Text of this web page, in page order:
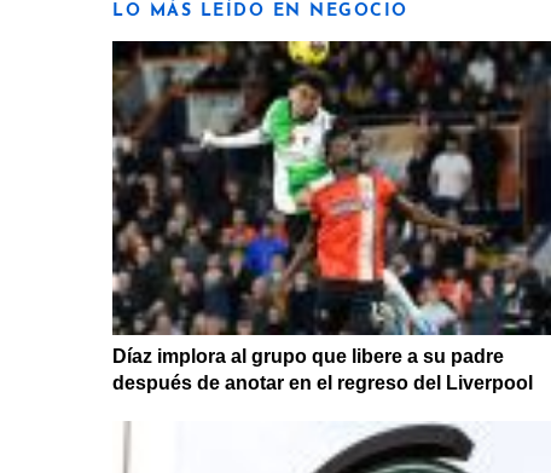
LO MÁS LEÍDO EN NEGOCIO
Díaz implora al grupo que libere a su padre
después de anotar en el regreso del Liverpool